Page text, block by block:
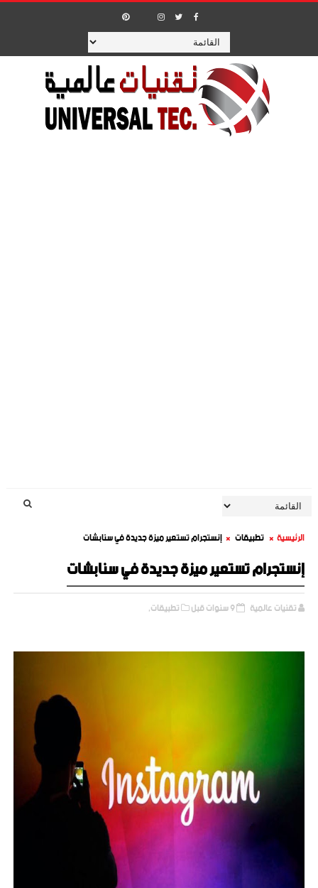
الرئيسية تطبيقات إنستجرام تستعير ميزة جديدة في سنابشات
إنستجرام تستعير ميزة جديدة في سنابشات
تقنيات عالمية 9 سنوات قبل تطبيقات,